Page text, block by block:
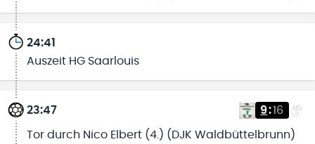
24:41
Auszeit HG Saarlouis
23:47 9:16
Tor durch Nico Elbert (4.) (DJK Waldbüttelbrunn)